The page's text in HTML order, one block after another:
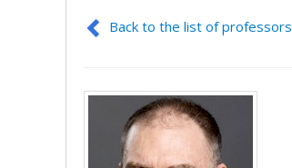
Back to the list of professors